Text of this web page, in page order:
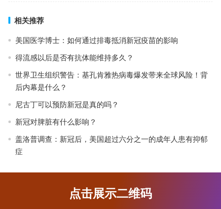
相关推荐
美国医学博士：如何通过排毒抵消新冠疫苗的影响
得流感以后是否有抗体能维持多久？
世界卫生组织警告：基孔肯雅热病毒爆发带来全球风险！背
后内幕是什么？
尼古丁可以预防新冠是真的吗？
新冠对脾脏有什么影响？
盖洛普调查：新冠后，美国超过六分之一的成年人患有抑郁
症
点击展示二维码